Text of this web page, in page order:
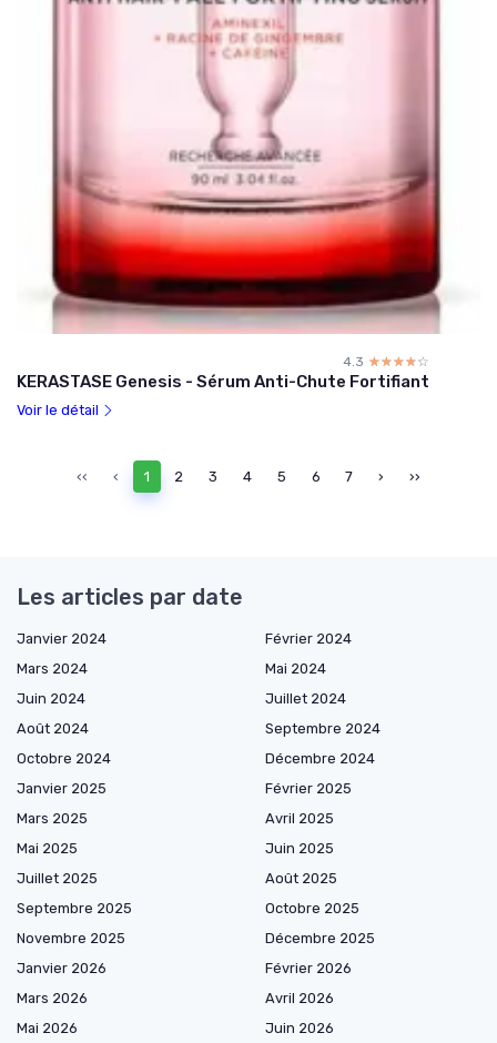
4.3 ☆☆☆☆☆
★★★★★
KERASTASE Genesis - Sérum Anti-Chute Fortifiant
Voir le détail
‹‹ ‹ 1 2 3 4 5 6 7 › ››
Les articles par date
Janvier 2024
Février 2024
Mars 2024
Mai 2024
Juin 2024
Juillet 2024
Août 2024
Septembre 2024
Octobre 2024
Décembre 2024
Janvier 2025
Février 2025
Mars 2025
Avril 2025
Mai 2025
Juin 2025
Juillet 2025
Août 2025
Septembre 2025
Octobre 2025
Novembre 2025
Décembre 2025
Janvier 2026
Février 2026
Mars 2026
Avril 2026
Mai 2026
Juin 2026